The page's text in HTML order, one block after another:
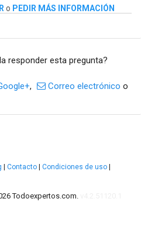
o PEDIR MÁS INFORMACIÓN
responder esta pregunta?
, Correo electrónico o
Contacto Condiciones de uso
Todoexpertos.com.